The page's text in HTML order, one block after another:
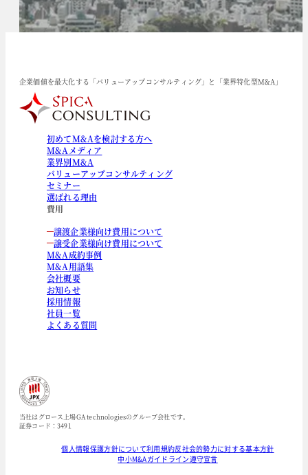
企業価値を最大化する「バリューアップコンサルティング」と「業界特化型M&A」
初めてM&Aを検討する方へ
M&Aメディア
業界別M&A
バリューアップコンサルティング
セミナー
選ばれる理由
費用
譲渡企業様向け費用について
譲受企業様向け費用について
M&A成約事例
M&A用語集
会社概要
お知らせ
採用情報
社員一覧
よくある質問
当社はグロース上場GA technologiesのグループ会社です。
証券コード：3491
個人情報保護方針について利用規約反社会的勢力に対する基本方針
中小M&Aガイドライン遵守宣言